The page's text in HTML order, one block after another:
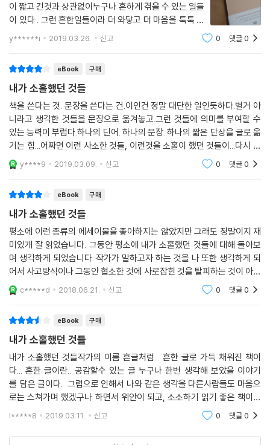
이 짧고 긴것과 상관없이누구나 흔하게 겪을 수 있는 일들
이 있다 . 그런 흔한일들이라 더 와닿고 더 마음을 툭툭 쳐
주는 것 같다 . -거절을 겁내지 말 것 스스로 더 단단한 사
람이 되기 위해서는 거절을 겁내지 말아야 한다. ' 하지만
y******i 2019.03.26. 신고 0 댓글0
eBook 구매
내가 소홀했던 것들
책을 쓴다는 것. 문장을 쓴다는 건.이인건 정말 대단한 일인듯하다.별거 아
니라고 생각한 것들을 문장으로 옮겨놓고.그런 것들에 의미를 부여할 수
있는 능력이 부럽다.하나의 딘어. 하나의 문장. 하나의 짧은 단상을 글로 옮
기는 힘...어짜면 이런 사소한 것들, 이런것을 소홀이 했던 것들이...다시 한
번 새롭게 다가오게 하는 것이 글의 힘이 아닐까 한다...다시 한번 글씀의
힘이 부러
y****9 2019.03.09. 신고 0 댓글0
eBook 구매
내가 소홀했던 것들
평소에 이런 종류의 에세이물을 좋아하지는 않았지만 그래도 정말이지 재
미있개 잘 읽었습니다. 그동안 평소에 내가 소홀했던 것들에 대해 돌아보
며 생각하게 되었습니다. 작가가 말하고자 하는 것을 나 또한 생각하게 되
어서 사고방식이나 그동안 협소한 것에 사로잡힌 것을 탈피하는 것이 아주
좋았습니더, 아주 재미있게 잘 보았습니더, 추천드립니다, 아주 좋아요
c*****d 2018.06.21. 신고 0 댓글0
eBook 구매
내가 소홀했던 것들
내가 소홀했던 것들작가의 이름 흔글처럼... 흔한 글로 가득 채워진 책이
다... 흔한 글이란.. 공감할수 있는 글 누구나 한번 생각해 보았을 이야기
를 담은 글이다. 그럼으로 인해서 나와 같은 생각을 다른사람들도 마음으
로는 스쳐가며 했겠구나 하면서 위안이 되고, 소소하기 읽기 좋은 책이었
던것 같다... 내가 소홀했던 것들 남도 소홀했던 것들 너도 나도 알았지
l*****8 2019.03.11. 신고 0 댓글0